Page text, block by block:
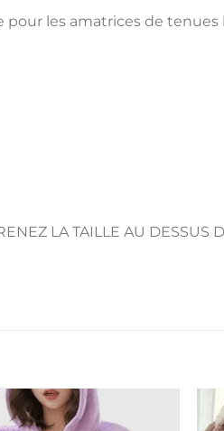
pour les amatrices de
LA TAILLE AU DESSUS